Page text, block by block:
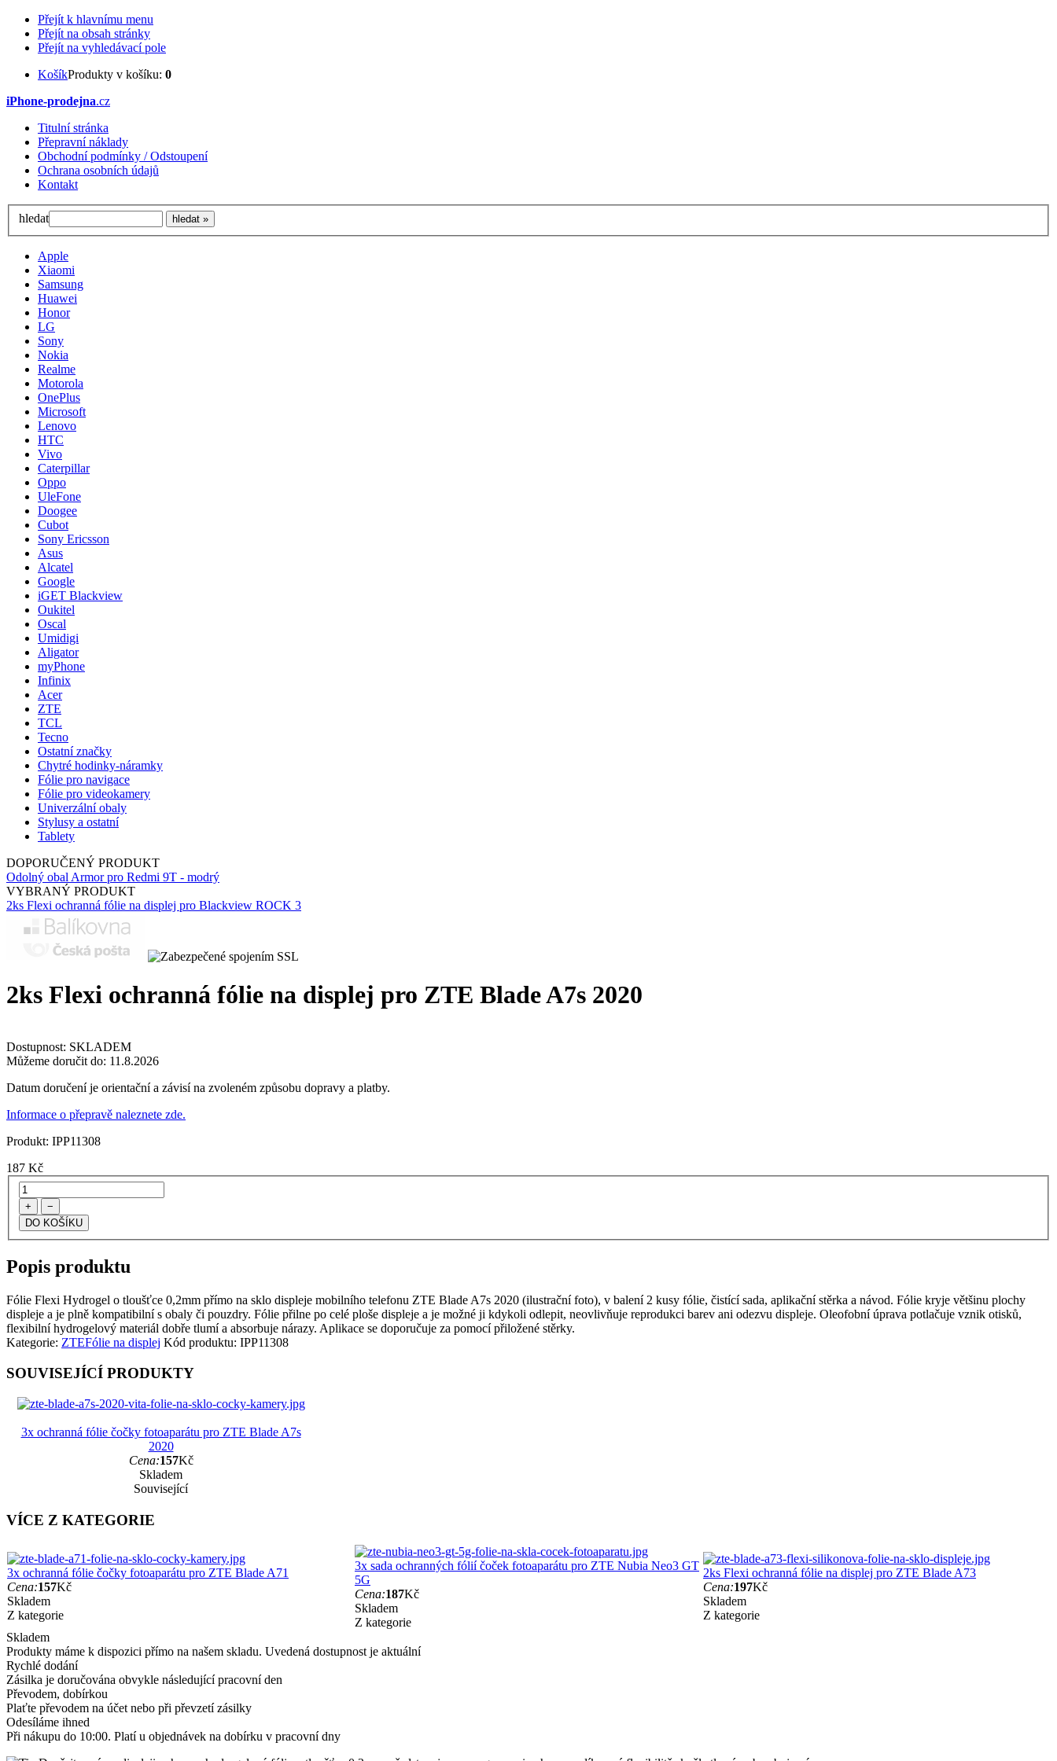
Přejít k hlavnímu menu
Přejít na obsah stránky
Přejít na vyhledávací pole
KošíkProdukty v košíku: 0
iPhone-prodejna.cz
Titulní stránka
Přepravní náklady
Obchodní podmínky / Odstoupení
Ochrana osobních údajů
Kontakt
hledat
Apple
Xiaomi
Samsung
Huawei
Honor
LG
Sony
Nokia
Realme
Motorola
OnePlus
Microsoft
Lenovo
HTC
Vivo
Caterpillar
Oppo
UleFone
Doogee
Cubot
Sony Ericsson
Asus
Alcatel
Google
iGET Blackview
Oukitel
Oscal
Umidigi
Aligator
myPhone
Infinix
Acer
ZTE
TCL
Tecno
Ostatní značky
Chytré hodinky-náramky
Fólie pro navigace
Fólie pro videokamery
Univerzální obaly
Stylusy a ostatní
Tablety
DOPORUČENÝ PRODUKT
Odolný obal Armor pro Redmi 9T - modrý
VYBRANÝ PRODUKT
2ks Flexi ochranná fólie na displej pro Blackview ROCK 3
2ks Flexi ochranná fólie na displej pro ZTE Blade A7s 2020
Dostupnost: SKLADEM
Můžeme doručit do: 11.8.2026
Datum doručení je orientační a závisí na zvoleném způsobu dopravy a platby.
Informace o přepravě naleznete zde.
Produkt: IPP11308
187 Kč
+ −
Popis produktu
Fólie Flexi Hydrogel o tloušťce 0,2mm přímo na sklo displeje mobilního telefonu ZTE Blade A7s 2020 (ilustrační foto), v balení 2 kusy fólie, čistící sada, aplikační stěrka a návod. Fólie kryje většinu plochy
displeje a je plně kompatibilní s obaly či pouzdry. Fólie přilne po celé ploše displeje a je možné ji kdykoli odlepit, neovlivňuje reprodukci barev ani odezvu displeje. Oleofobní úprava potlačuje vznik otisků,
flexibilní hydrogelový materiál dobře tlumí a absorbuje nárazy. Aplikace se doporučuje za pomocí přiložené stěrky.
Kategorie: ZTEFólie na displej Kód produktu: IPP11308
SOUVISEJÍCÍ PRODUKTY
3x ochranná fólie čočky fotoaparátu pro ZTE Blade A7s
2020
Cena:157Kč
Skladem
Související
VÍCE Z KATEGORIE
3x ochranná fólie čočky fotoaparátu pro ZTE Blade A71
Cena:157Kč
Skladem
Z kategorie
3x sada ochranných fólií čoček fotoaparátu pro ZTE Nubia Neo3 GT
5G
Cena:187Kč
Skladem
Z kategorie
2ks Flexi ochranná fólie na displej pro ZTE Blade A73
Cena:197Kč
Skladem
Z kategorie
Skladem
Produkty máme k dispozici přímo na našem skladu. Uvedená dostupnost je aktuální
Rychlé dodání
Zásilka je doručována obvykle následující pracovní den
Převodem, dobírkou
Plaťte převodem na účet nebo při převzetí zásilky
Odesíláme ihned
Při nákupu do 10:00. Platí u objednávek na dobírku v pracovní dny